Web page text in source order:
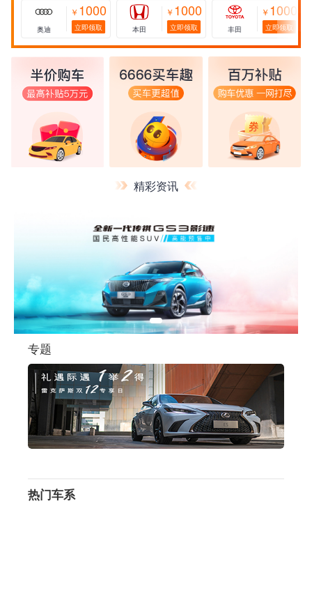
奥迪
￥ 1000
立即领取 本田
￥ 1000
立即领取 丰田
￥ 1000
立即领取
精彩资讯
专题
热门车系